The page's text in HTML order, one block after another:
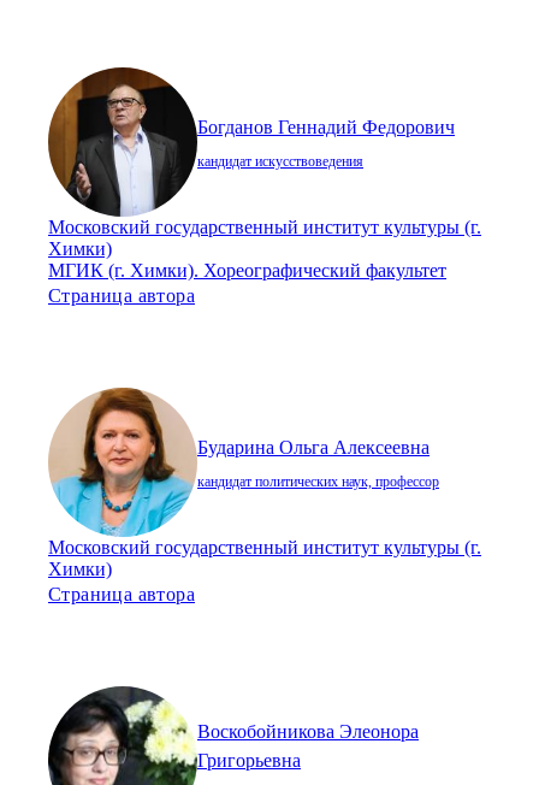
Богданов Геннадий Федорович
кандидат искусствоведения
Московский государственный институт культуры (г.
Химки)
МГИК (г. Химки). Хореографический факультет
Страница автора
Бударина Ольга Алексеевна
кандидат политических наук, профессор
Московский государственный институт культуры (г.
Химки)
Страница автора
Воскобойникова Элеонора
Григорьевна